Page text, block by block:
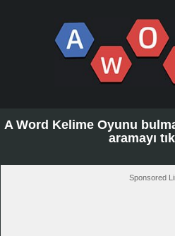
A Word Kelime Oyunu
aramayı
Sponsored